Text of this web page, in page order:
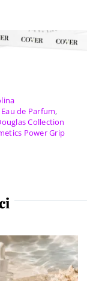
de Parfum,
Collection
Power Grip